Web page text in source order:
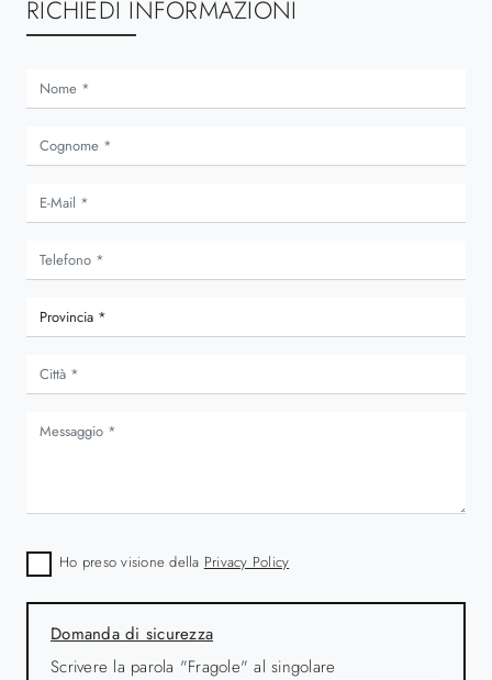
RICHIEDI INFORMAZIONI
Ho preso visione della Privacy Policy
Domanda di sicurezza
Scrivere la parola "Fragole" al singolare